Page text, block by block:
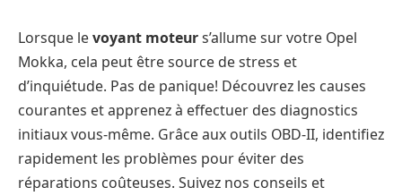
Lorsque levoyant moteurs’allume sur votre Opel
Mokka, cela peut être source de stress et
d’inquiétude. Pas de panique! Découvrez les causes
courantes et apprenez à effectuer des diagnostics
initiaux vous-même. Grâce aux outils OBD-II, identifiez
rapidement les problèmes pour éviter des
réparations coûteuses. Suivez nos conseils et